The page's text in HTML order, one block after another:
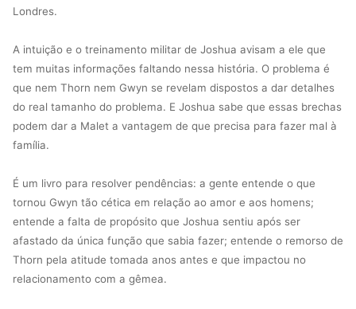
Londres.
A intuição e o treinamento militar de Joshua avisam a ele que
tem muitas informações faltando nessa história. O problema é
que nem Thorn nem Gwyn se revelam dispostos a dar detalhes
do real tamanho do problema. E Joshua sabe que essas brechas
podem dar a Malet a vantagem de que precisa para fazer mal à
família.
É um livro para resolver pendências: a gente entende o que
tornou Gwyn tão cética em relação ao amor e aos homens;
entende a falta de propósito que Joshua sentiu após ser
afastado da única função que sabia fazer; entende o remorso de
Thorn pela atitude tomada anos antes e que impactou no
relacionamento com a gêmea.